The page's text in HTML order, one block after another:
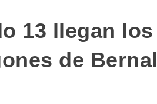
13 llegan los
de Bernal